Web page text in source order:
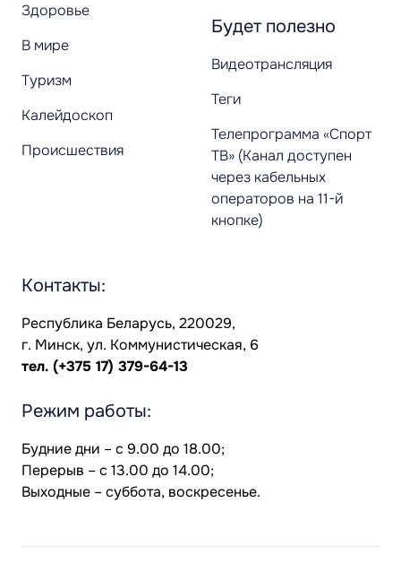
Здоровье
В мире
Туризм
Калейдоскоп
Происшествия
Будет полезно
Видеотрансляция
Теги
Телепрограмма «Спорт
ТВ» (Канал доступен
через кабельных
операторов на 11-й
кнопке)
Контакты:
Республика Беларусь, 220029,
г. Минск, ул. Коммунистическая, 6
тел. (+375 17) 379-64-13
Режим работы:
Будние дни – с 9.00 до 18.00;
Перерыв – с 13.00 до 14.00;
Выходные – суббота, воскресенье.